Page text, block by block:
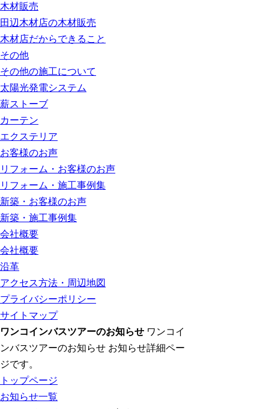
木材販売
田辺木材店の木材販売
木材店だからできること
その他
その他の施工について
太陽光発電システム
薪ストーブ
カーテン
エクステリア
お客様のお声
リフォーム・お客様のお声
リフォーム・施工事例集
新築・お客様のお声
新築・施工事例集
会社概要
会社概要
沿革
アクセス方法・周辺地図
プライバシーポリシー
サイトマップ
ワンコインバスツアーのお知らせ ワンコイ
ンバスツアーのお知らせ お知らせ詳細ペー
ジです。
トップページ
お知らせ一覧